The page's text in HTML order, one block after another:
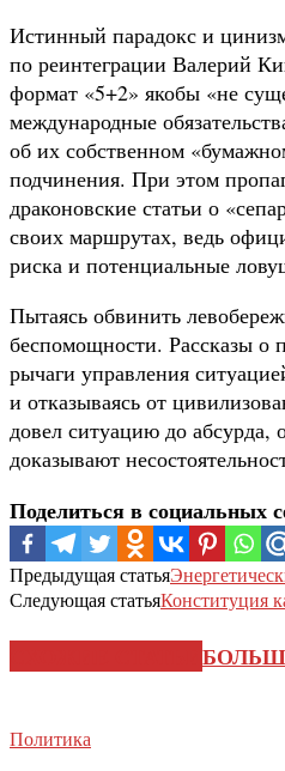
Истинный парадокс и
по реинтеграции Валерий
формат «5+2» якобы «не
международные
об их собственном
подчинения. При этом
драконовские статьи о
своих маршрутах, ведь
риска и потенциальные
Пытаясь обвинить
беспомощности. Рассказы о
рычаги управления
и отказываясь от
довел ситуацию до
доказывают
Поделиться в социальных
Предыдущая статья
Следующая статьяКонституция
Политика